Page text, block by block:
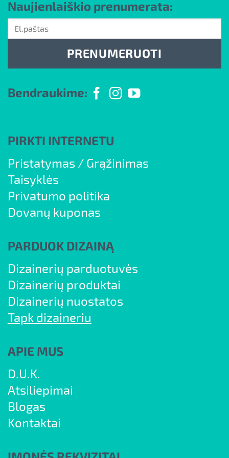
Naujienlaiškio prenumerata:
PRENUMERUOTI
Bendraukime:
PIRKTI INTERNETU
Pristatymas / Grąžinimas
Taisyklės
Privatumo politika
Dovanų kuponas
PARDUOK DIZAINĄ
Dizainerių parduotuvės
Dizainerių produktai
Dizainerių nuostatos
Tapk dizaineriu
APIE MUS
D.U.K.
Atsiliepimai
Blogas
Kontaktai